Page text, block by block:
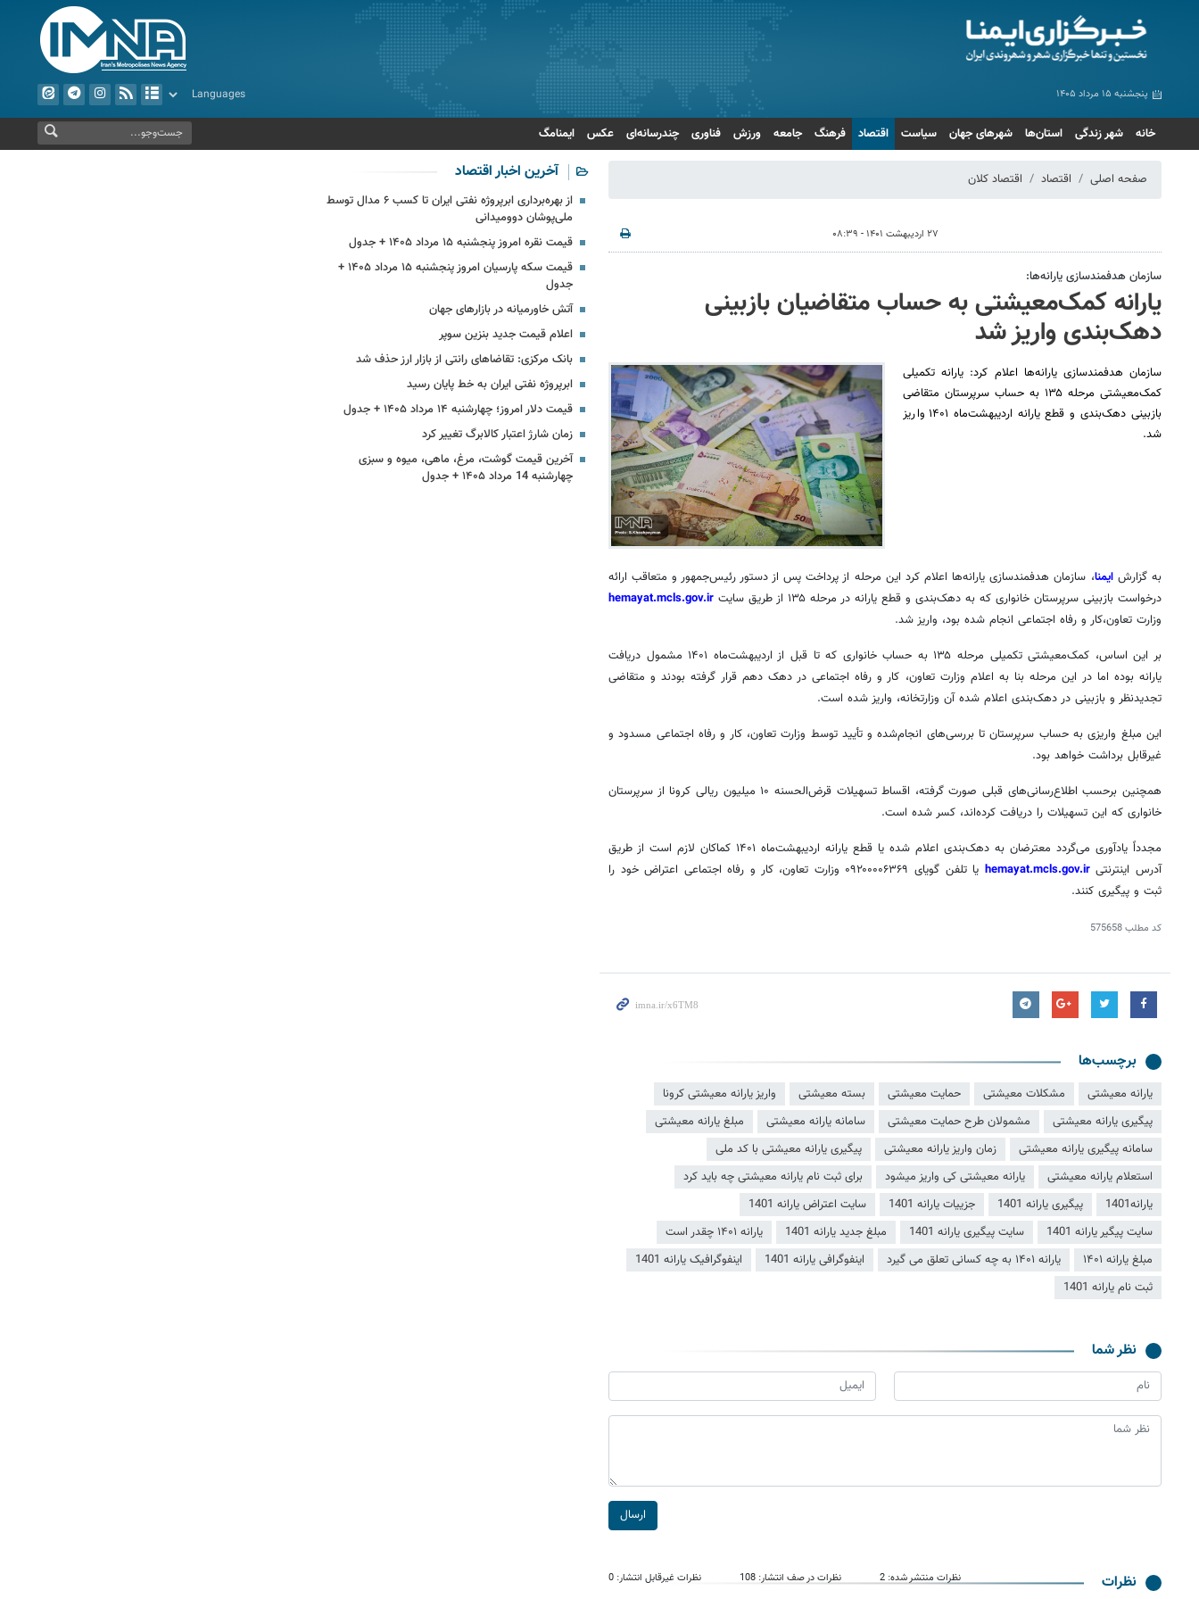
پنجشنبه ۱۵ مرداد ۱۴۰۵
خانه شهر زندگی استان‌ها شهرهای جهان سیاست اقتصاد فرهنگ جامعه ورزش فناوری چندرسانه‌ای عکس ایمنامگ
صفحه اصلی اقتصاد اقتصاد کلان
۲۷ اردیبهشت ۱۴۰۱ - ۰۸:۳۹
سازمان هدفمندسازی یارانه‌ها:
یارانه کمک‌معیشتی به حساب متقاضیان بازبینی
دهک‌بندی واریز شد
سازمان هدفمندسازی یارانه‌ها اعلام کرد: یارانه تکمیلی
کمک‌معیشتی مرحله ۱۳۵ به حساب سرپرستان متقاضی
بازبینی دهک‌بندی و قطع یارانه اردیبهشت‌ماه ۱۴۰۱ واریز
شد.
به گزارش ایمنا، سازمان هدفمندسازی یارانه‌ها اعلام کرد این مرحله از پرداخت پس از دستور رئیس‌جمهور و متعاقب ارائه
درخواست بازبینی سرپرستان خانواری که به دهک‌بندی و قطع یارانه در مرحله ۱۳۵ از طریق سایت
وزارت تعاون،کار و رفاه اجتماعی انجام شده بود، واریز شد.
بر این اساس، کمک‌معیشتی تکمیلی مرحله ۱۳۵ به حساب خانواری که تا قبل از اردیبهشت‌ماه ۱۴۰۱ مشمول دریافت
یارانه بوده اما در این مرحله بنا به اعلام وزارت تعاون، کار و رفاه اجتماعی در دهک دهم قرار گرفته بودند و متقاضی
تجدیدنظر و بازبینی در دهک‌بندی اعلام شده آن وزارتخانه، واریز شده است.
این مبلغ واریزی به حساب سرپرستان تا بررسی‌های انجام‌شده و تأیید توسط وزارت تعاون، کار و رفاه اجتماعی مسدود و
غیرقابل برداشت خواهد بود.
همچنین برحسب اطلاع‌رسانی‌های قبلی صورت گرفته، اقساط تسهیلات قرض‌الحسنه ۱۰ میلیون ریالی کرونا از سرپرستان
خانواری که این تسهیلات را دریافت کرده‌اند، کسر شده است.
مجدداً یادآوری می‌گردد معترضان به دهک‌بندی اعلام شده یا قطع یارانه اردیبهشت‌ماه ۱۴۰۱ کماکان لازم است از طریق
آدرس اینترنتیhemayat.mcls.gov.ir
یا تلفن گویای ۰۹۲۰۰۰۰۶۳۶۹ وزارت تعاون، کار و رفاه اجتماعی اعتراض خود را
ثبت و پیگیری کنند.
کد مطلب575658
برچسب‌ها
یارانه معیشتی مشکلات معیشتی حمایت معیشتی بسته معیشتی
واریز یارانه معیشتی کرونا
پیگیری یارانه معیشتی
مشمولان طرح حمایت معیشتی سامانه یارانه معیشتی
مبلغ یارانه معیشتی
سامانه پیگیری یارانه معیشتی
زمان واریز یارانه معیشتی
پیگیری یارانه معیشتی با کد ملی
استعلام یارانه معیشتی
یارانه معیشتی کی واریز میشود
برای ثبت نام یارانه معیشتی چه باید کرد
یارانه‌1401
پیگیری یارانه 1401 جزییات یارانه 1401
سایت اعتراض یارانه 1401
سایت پیگیر یارانه 1401
سایت پیگیری یارانه 1401 مبلغ جدید یارانه 1401
یارانه ۱۴۰۱ چقدر است
مبلغ یارانه ۱۴۰۱
یارانه ۱۴۰۱ به چه کسانی تعلق می گیرد اینفوگرافی یارانه 1401
اینفوگرافیک یارانه 1401
ثبت‌ نام یارانه 1401
نظر شما
ارسال
نظرات نظرات منتشر شده: 2 نظرات در صف انتشار: 108 نظرات غیرقابل انتشار: 0
آخرین اخبار اقتصاد
از بهره‌برداری ابرپروژه نفتی ایران تا کسب ۶ مدال توسط
ملی‌پوشان دوومیدانی
قیمت نقره امروز پنجشنبه ۱۵ مرداد ۱۴۰۵ + جدول
قیمت سکه پارسیان امروز پنجشنبه ۱۵ مرداد ۱۴۰۵ +
جدول
آتش خاورمیانه در بازارهای جهان
اعلام قیمت جدید بنزین سوپر
بانک مرکزی: تقاضاهای رانتی از بازار ارز حذف شد
ابرپروژه نفتی ایران به خط پایان رسید
قیمت دلار امروز؛ چهارشنبه ۱۴ مرداد ۱۴۰۵ + جدول
زمان شارژ اعتبار کالابرگ تغییر کرد
آخرین قیمت گوشت، مرغ، ماهی، میوه و سبزی
چهارشنبه 14 مرداد ۱۴۰۵ + جدول